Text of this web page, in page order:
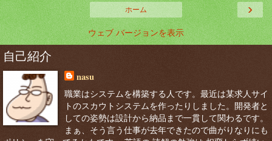
›
ホーム
ウェブ バージョンを表示
自己紹介
nasu
職業はシステムを構築する人です。最近は某求人サイ
トのスカウトシステムを作ったりしました。開発者と
しての姿勢は設計から納品まで一貫して関わるです。
まぁ、そう言う仕事が去年できたので曲がりなりにも